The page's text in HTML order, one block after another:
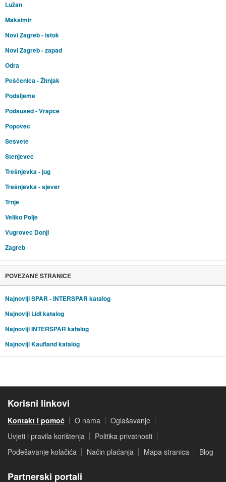
Lužan
Maksimir
Novi Zagreb - istok
Novi Zagreb - zapad
Odra
Peščenica - Žitnjak
Podsljeme
Podsused - Vrapče
Popovec
Sesvete
Stenjevec
Trešnjevka - jug
Trešnjevka - sjever
Trnje
Veliko Polje
Vugrovec Donji
Zagreb
POVEZANE STRANICE
Najnoviji SPAR - INTERSPAR katalog
Najnoviji Lidl katalog
Najnoviji INTERSPAR katalog
Najnoviji Kaufland katalog
Korisni linkovi
Kontakt i pomoć O nama
Oglašavanje
Uvjeti i pravila korištenja
Politika privatnosti
Podešavanje kolačića
Način plaćanja Mapa stranica Blog
Partnerski portali